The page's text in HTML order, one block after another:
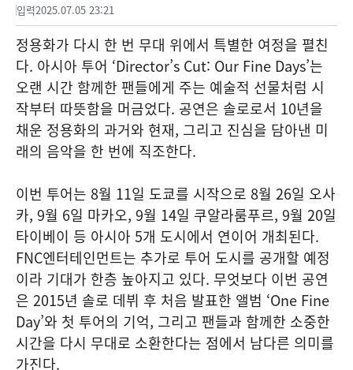
입력2025.07.05 23:21
정용화가 다시 한 번 무대 위에서 특별한 여정을 펼친
다. 아시아 투어 ‘Director’s Cut: Our Fine Days’는
오랜 시간 함께한 팬들에게 주는 예술적 선물처럼 시
작부터 따뜻함을 머금었다. 공연은 솔로로서 10년을
채운 정용화의 과거와 현재, 그리고 진심을 담아낸 미
래의 음악을 한 번에 직조한다.
이번 투어는 8월 11일 도쿄를 시작으로 8월 26일 오사
카, 9월 6일 마카오, 9월 14일 쿠알라룸푸르, 9월 20일
타이베이 등 아시아 5개 도시에서 연이어 개최된다.
FNC엔터테인먼트는 추가로 투어 도시를 공개할 예정
이라 기대가 한층 높아지고 있다. 무엇보다 이번 공연
은 2015년 솔로 데뷔 후 처음 발표한 앨범 ‘One Fine
Day’와 첫 투어의 기억, 그리고 팬들과 함께한 소중한
시간을 다시 무대로 소환한다는 점에서 남다른 의미를
가진다.